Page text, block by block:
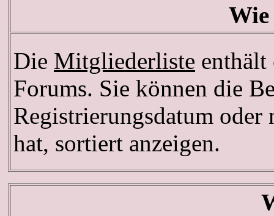
Die Mitgliederliste enthält
Forums. Sie können die
Registrierungsdatum
hat, sortiert anzeigen.